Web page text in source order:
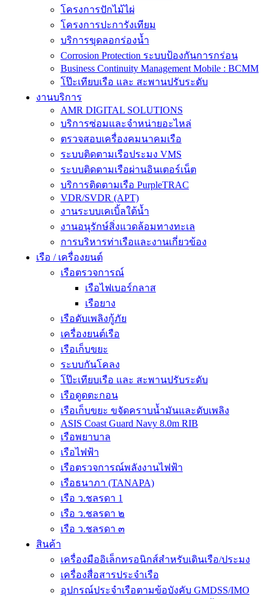
โครงการปักไม้ไผ่
โครงการปะการังเทียม
บริการขุดลอกร่องน้ำ
Corrosion Protection ระบบป้องกันการกร่อน
Business Continuity Management Mobile : BCMM
โป๊ะเทียบเรือ และ สะพานปรับระดับ
งานบริการ
AMR DIGITAL SOLUTIONS
บริการซ่อมและจำหน่ายอะไหล่
ตรวจสอบเครื่องคมนาคมเรือ
ระบบติดตามเรือประมง VMS
ระบบติดตามเรือผ่านอินเตอร์เน็ต
บริการติดตามเรือ PurpleTRAC
VDR/SVDR (APT)
งานระบบเคเบิ้ลใต้น้ำ
งานอนุรักษ์สิ่งแวดล้อมทางทะเล
การบริหารท่าเรือและงานเกี่ยวข้อง
เรือ / เครื่องยนต์
เรือตรวจการณ์
เรือไฟเบอร์กลาส
เรือยาง
เรือดับเพลิงกู้ภัย
เครื่องยนต์เรือ
เรือเก็บขยะ
ระบบกันโคลง
โป๊ะเทียบเรือ และ สะพานปรับระดับ
เรือดูดตะกอน
เรือเก็บขยะ ขจัดคราบน้ำมันและดับเพลิง
ASIS Coast Guard Navy 8.0m RIB
เรือพยาบาล
เรือไฟฟ้า
เรือตรวจการณ์พลังงานไฟฟ้า
เรือธนาภา (TANAPA)
เรือ ว.ชลรดา 1
เรือ ว.ชลรดา ๒
เรือ ว.ชลรดา ๓
สินค้า
เครื่องมืออิเล็กทรอนิกส์สำหรับเดินเรือ/ประมง
เครื่องสื่อสารประจำเรือ
อุปกรณ์ประจำเรือตามข้อบังคับ GMDSS/IMO